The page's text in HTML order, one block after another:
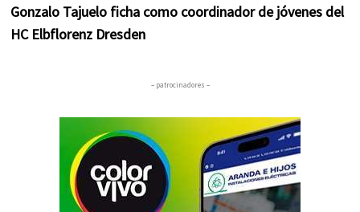
Gonzalo Tajuelo ficha como coordinador de jóvenes del
HC Elbflorenz Dresden
– patrocinadores –